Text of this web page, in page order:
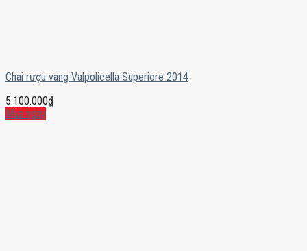
Chai rượu vang Valpolicella Superiore 2014
5.100.000₫
Mua ngay